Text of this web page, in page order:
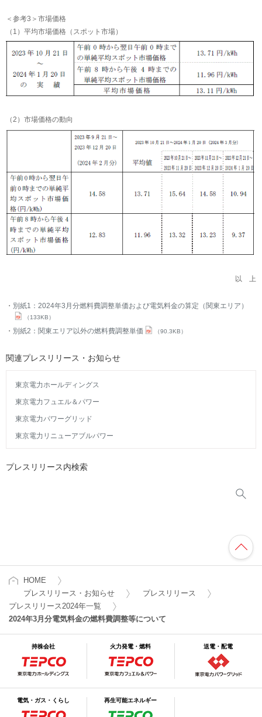
＜参考3＞市場価格
（1）平均市場価格（スポット市場）
（2）市場価格の動向
以 上
別紙1：2024年3月分燃料費調整単価および電気料金の算定（関東エリア）
（133KB）
別紙2：関東エリア以外の燃料費調整単価 （90.3KB）
関連プレスリリース・お知らせ
東京電力ホールディングス
東京電力フュエル＆パワー
東京電力パワーグリッド
東京電力リニューアブルパワー
プレスリリース内検索
HOME
プレスリリース・お知らせ
プレスリリース
プレスリリース2024年一覧
2024年3月分電気料金の燃料費調整等について
持株会社 火力発電・燃料 送電・配電
電気・ガス・くらし 再生可能エネルギー